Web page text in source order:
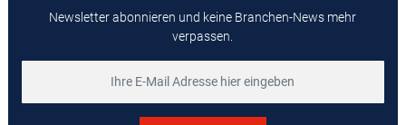
Newsletter abonnieren und keine Branchen-News mehr
verpassen.